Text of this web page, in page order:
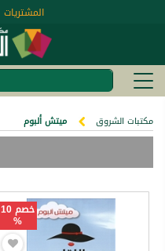
المشتريات
مكتبات الشروق ميتش ألبوم
خصم 10
%